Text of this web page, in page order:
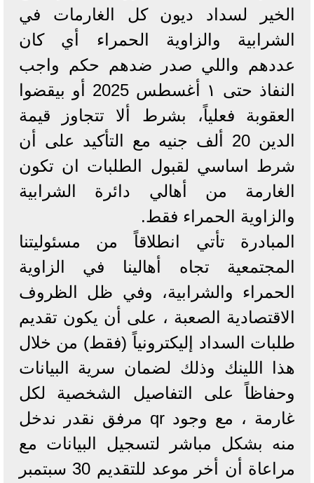
الخير لسداد ديون كل الغارمات في
الشرابية والزاوية الحمراء أي كان
عددهم واللي صدر ضدهم حكم واجب
النفاذ حتى ١ أغسطس 2025 أو بيقضوا
العقوبة فعلياً، بشرط ألا تتجاوز قيمة
الدين 20 ألف جنيه مع التأكيد على أن
شرط اساسي لقبول الطلبات ان تكون
الغارمة من أهالي دائرة الشرابية
والزاوية الحمراء فقط.
المبادرة تأتي انطلاقاً من مسئوليتنا
المجتمعية تجاه أهالينا في الزاوية
الحمراء والشرابية، وفي ظل الظروف
الاقتصادية الصعبة ، على أن يكون تقديم
طلبات السداد إليكترونياً (فقط) من خلال
هذا اللينك وذلك لضمان سرية البيانات
وحفاظاً على التفاصيل الشخصية لكل
غارمة ، مع وجود qr مرفق نقدر ندخل
منه بشكل مباشر لتسجيل البيانات مع
مراعاة أن أخر موعد للتقديم 30 سبتمبر